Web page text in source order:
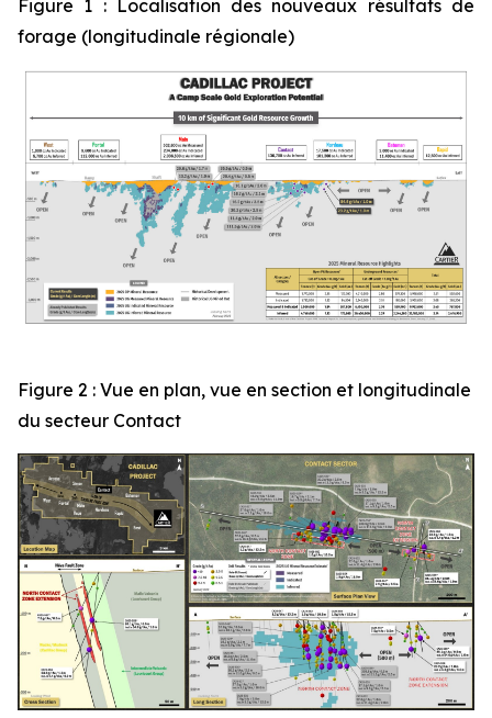
Figure 1 : Localisation des nouveaux résultats de
forage (longitudinale régionale)
Figure 2 : Vue en plan, vue en section et longitudinale
du secteur Contact